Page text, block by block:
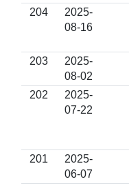
204
2025-
08-16
203
2025-
08-02
202
2025-
07-22
201
2025-
06-07